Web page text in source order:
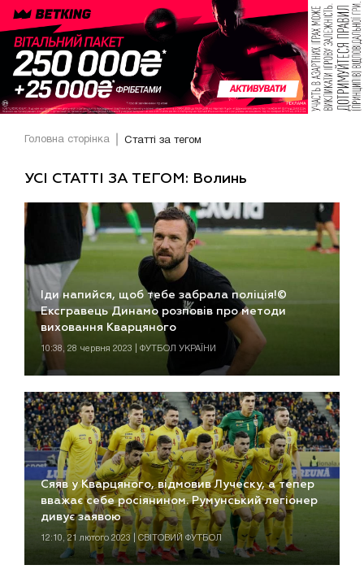
Головна сторінка Статті за тегом
УСІ СТАТТІ ЗА ТЕГОМ: Волинь
Іди напийся, щоб тебе забрала поліція!©
Ексгравець Динамо розповів про методи
виховання Кварцяного
10:38, 28 червня 2023 | ФУТБОЛ УКРАЇНИ
Сяяв у Кварцяного, відмовив Луческу, а тепер
вважає себе росіянином. Румунський легіонер
дивує заявою
12:10, 21 лютого 2023 | СВІТОВИЙ ФУТБОЛ